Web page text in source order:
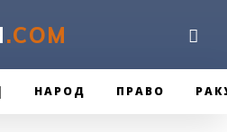
.COM
НАРОД ПРАВО